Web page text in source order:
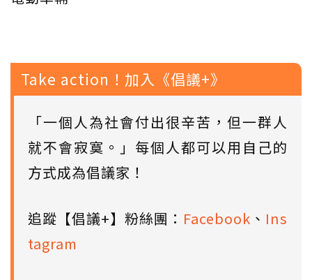
Take action！加入《倡議+》
「一個人為社會付出很辛苦，但一群人
就不會寂寞。」每個人都可以用自己的
方式成為倡議家！
追蹤【倡議+】粉絲團： Facebook 、 Ins
tagram